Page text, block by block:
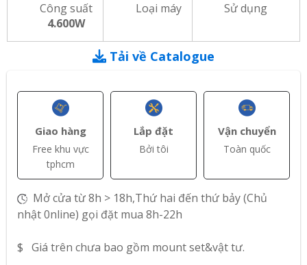
Công suất
4.600W
Loại máy Sử dụng
Tải về Catalogue
Giao hàng
Free khu vực
tphcm
Lắp đặt
Bởi tôi
Vận chuyển
Toàn quốc
Mở cửa từ 8h > 18h,Thứ hai đến thứ bảy (Chủ
nhật 0nline) gọi đặt mua 8h-22h
$ Giá trên chưa bao gồm mount set&vật tư.